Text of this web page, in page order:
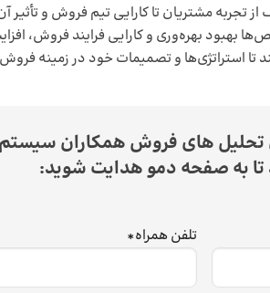
مشتریان تا کارایی تیم فروش و تأثیر
بهره‌­وری و کارایی فرایند فروش،
استراتژی‌­ها و تصمیمات خود در زمینه
تحلیل های فروش همکاران سیستم
تا به صفحه دمو هدایت شوید:
تلفن همراه*